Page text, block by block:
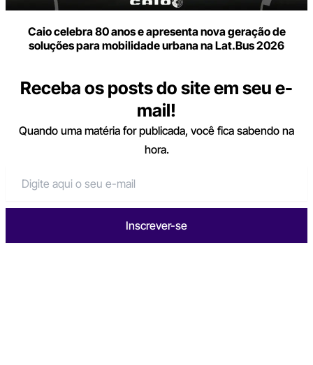
Caio celebra 80 anos e apresenta nova geração de
soluções para mobilidade urbana na Lat.Bus 2026
Receba os posts do site em seu e-
mail!
Quando uma matéria for publicada, você fica sabendo na
hora.
Inscrever-se